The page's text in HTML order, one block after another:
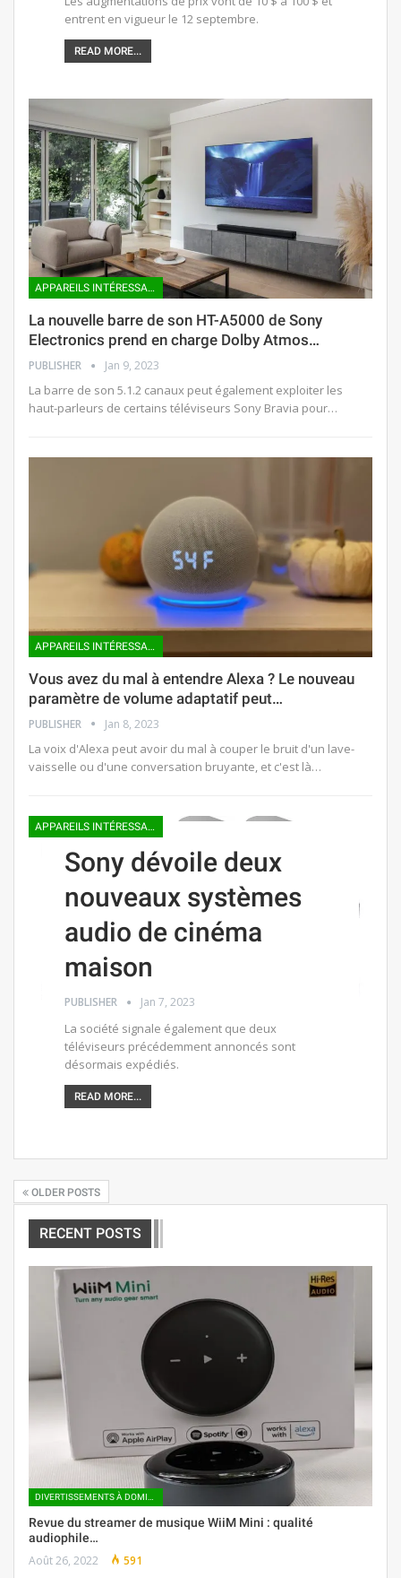
entrent en vigueur le 12 septembre.
READ MORE...
APPAREILS INTÉRESSANTS
La nouvelle barre de son HT-A5000 de Sony
Electronics prend en charge Dolby Atmos…
PUBLISHER Jan 9, 2023
La barre de son 5.1.2 canaux peut également exploiter les
haut-parleurs de certains téléviseurs Sony Bravia pour…
APPAREILS INTÉRESSANTS
Vous avez du mal à entendre Alexa ? Le nouveau
paramètre de volume adaptatif peut…
PUBLISHER Jan 8, 2023
La voix d'Alexa peut avoir du mal à couper le bruit d'un lave-
vaisselle ou d'une conversation bruyante, et c'est là…
APPAREILS INTÉRESSANTS
Sony dévoile deux
nouveaux systèmes
audio de cinéma
maison
PUBLISHER Jan 7, 2023
La société signale également que deux
téléviseurs précédemment annoncés sont
désormais expédiés.
READ MORE...
OLDER POSTS
RECENT POSTS
DIVERTISSEMENTS À DOMICILE
Revue du streamer de musique WiiM Mini : qualité
audiophile…
Août 26, 2022 591